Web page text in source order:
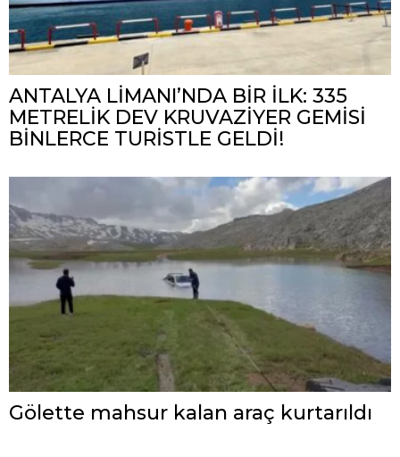
ANTALYA LİMANI’NDA BİR İLK: 335
METRELİK DEV KRUVAZİYER GEMİSİ
BİNLERCE TURİSTLE GELDİ!
Gölette mahsur kalan araç kurtarıldı